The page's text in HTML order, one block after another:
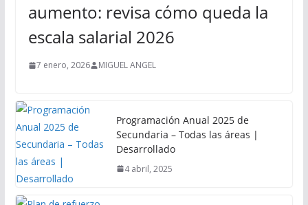
aumento: revisa cómo queda la
escala salarial 2026
7 enero, 2026 MIGUEL ANGEL
Programación Anual 2025 de
Secundaria – Todas las áreas |
Desarrollado
4 abril, 2025